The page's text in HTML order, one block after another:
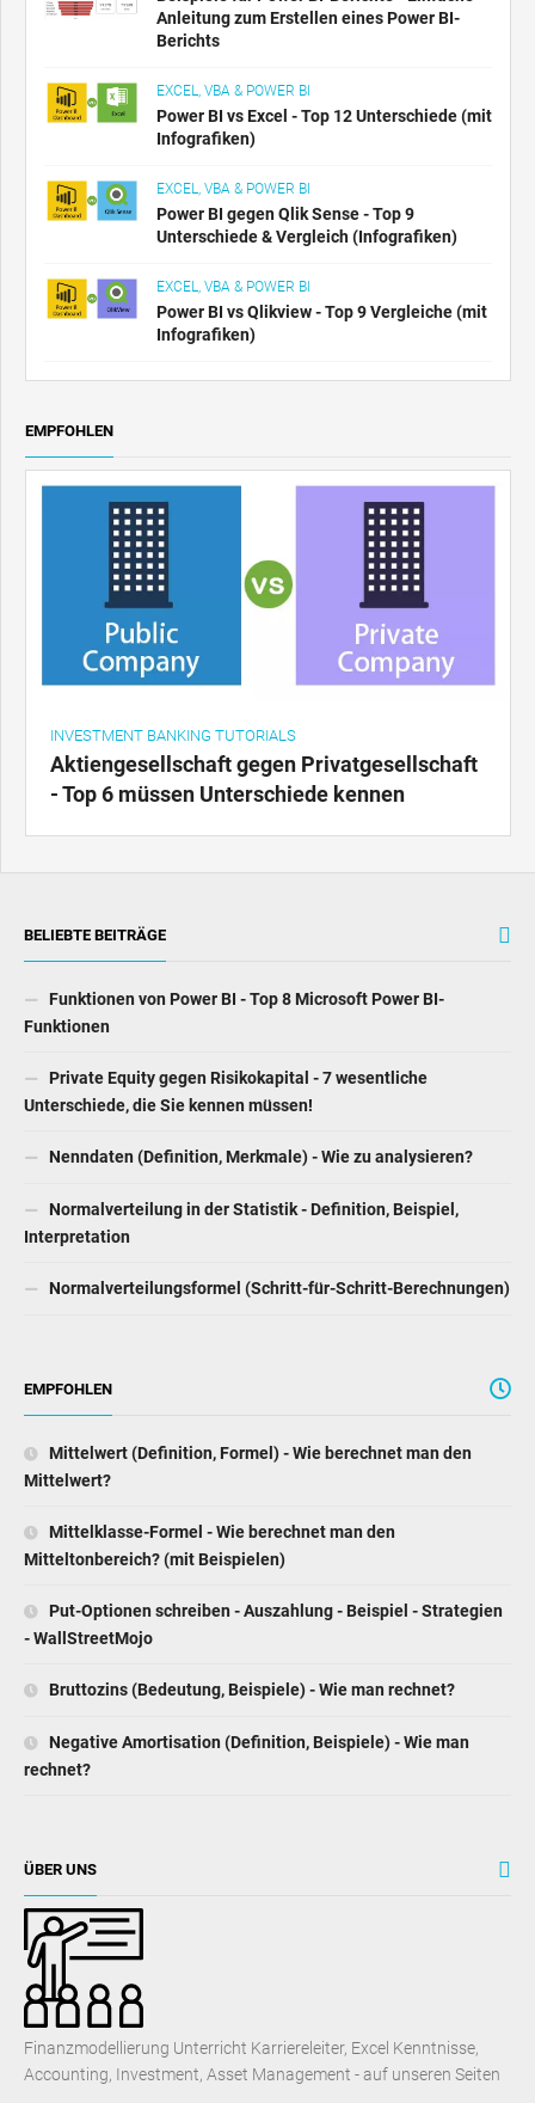
Anleitung zum Erstellen eines Power BI-
Berichts
EXCEL, VBA & POWER BI
Power BI vs Excel - Top 12 Unterschiede (mit
Infografiken)
EXCEL, VBA & POWER BI
Power BI gegen Qlik Sense - Top 9
Unterschiede & Vergleich (Infografiken)
EXCEL, VBA & POWER BI
Power BI vs Qlikview - Top 9 Vergleiche (mit
Infografiken)
EMPFOHLEN
INVESTMENT BANKING TUTORIALS
Aktiengesellschaft gegen Privatgesellschaft
- Top 6 müssen Unterschiede kennen
BELIEBTE BEITRÄGE
Funktionen von Power BI - Top 8 Microsoft Power BI-
Funktionen
Private Equity gegen Risikokapital - 7 wesentliche
Unterschiede, die Sie kennen müssen!
Nenndaten (Definition, Merkmale) - Wie zu analysieren?
Normalverteilung in der Statistik - Definition, Beispiel,
Interpretation
Normalverteilungsformel (Schritt-für-Schritt-Berechnungen)
EMPFOHLEN
Mittelwert (Definition, Formel) - Wie berechnet man den
Mittelwert?
Mittelklasse-Formel - Wie berechnet man den
Mitteltonbereich? (mit Beispielen)
Put-Optionen schreiben - Auszahlung - Beispiel - Strategien
- WallStreetMojo
Bruttozins (Bedeutung, Beispiele) - Wie man rechnet?
Negative Amortisation (Definition, Beispiele) - Wie man
rechnet?
ÜBER UNS
Finanzmodellierung Unterricht Karriereleiter, Excel Kenntnisse,
Accounting, Investment, Asset Management - auf unseren Seiten